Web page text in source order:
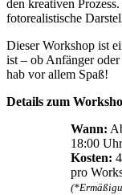
den kreativen
fotorealistische
Dieser Workshop ist
ist – ob Anfänger
hab vor allem Spaß!
Details zum
Wann:
18:00 Uhr
Kosten:
pro